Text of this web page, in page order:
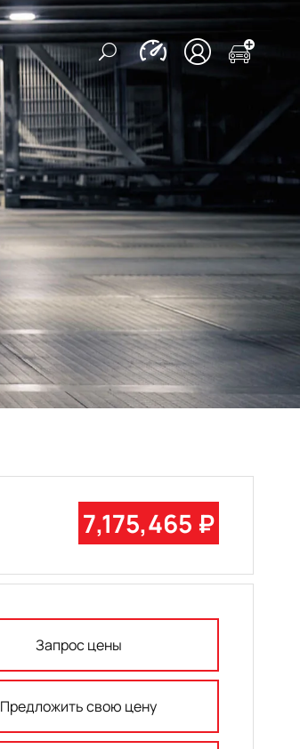
7,175,465 ₽
Запрос цены
Предложить свою цену